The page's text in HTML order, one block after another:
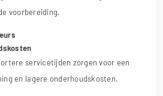
voorbereiding.
servicetijden zorgen voor een
en lagere onderhoudskosten.